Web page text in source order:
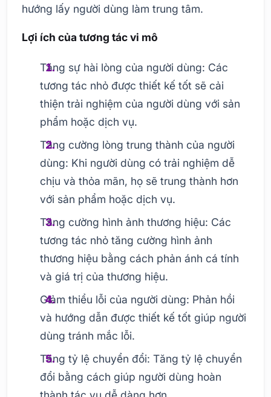
hướng lấy người dùng làm trung tâm.
Lợi ích của tương tác vi mô
Tăng sự hài lòng của người dùng: Các
tương tác nhỏ được thiết kế tốt sẽ cải
thiện trải nghiệm của người dùng với sản
phẩm hoặc dịch vụ.
Tăng cường lòng trung thành của người
dùng: Khi người dùng có trải nghiệm dễ
chịu và thỏa mãn, họ sẽ trung thành hơn
với sản phẩm hoặc dịch vụ.
Tăng cường hình ảnh thương hiệu: Các
tương tác nhỏ tăng cường hình ảnh
thương hiệu bằng cách phản ánh cá tính
và giá trị của thương hiệu.
Giảm thiểu lỗi của người dùng: Phản hồi
và hướng dẫn được thiết kế tốt giúp người
dùng tránh mắc lỗi.
Tăng tỷ lệ chuyển đổi: Tăng tỷ lệ chuyển
đổi bằng cách giúp người dùng hoàn